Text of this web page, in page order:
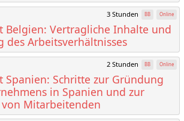
3 Stunden BB Online
Belgien: Vertragliche Inhalte und
des Arbeitsverhältnisses
2 Stunden BB Online
Spanien: Schritte zur Gründung
in Spanien und zur
Mitarbeitenden